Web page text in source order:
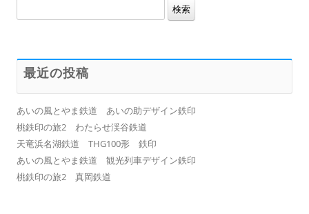
索:
最近の投稿
あいの風とやま鉄道 あいの助デザイン鉄印
桃鉄印の旅2 わたらせ渓谷鉄道
天竜浜名湖鉄道 THG100形 鉄印
あいの風とやま鉄道 観光列車デザイン鉄印
桃鉄印の旅2 真岡鉄道